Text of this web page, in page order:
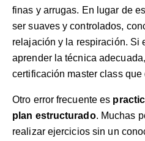
finas y arrugas. En lugar de
ser suaves y controlados,
relajación y la respiración. Si
aprender la técnica
certificación master classque
Otro error frecuente es
plan estructurado. Muchas
realizar ejercicios sin un